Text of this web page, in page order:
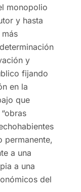
monopolio
y hasta
y
fijando
en la
que
permanente,
a una
a una
del